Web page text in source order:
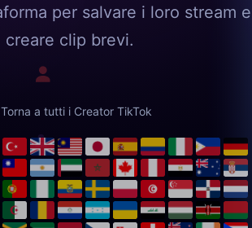
per salvare i loro stream e
creare clip brevi.
Torna a tutti i Creator TikTok